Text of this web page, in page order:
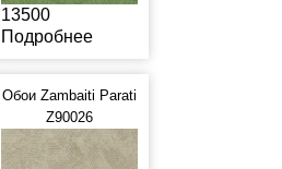
13500
Подробнее
Обои Zambaiti Parati
Z90026